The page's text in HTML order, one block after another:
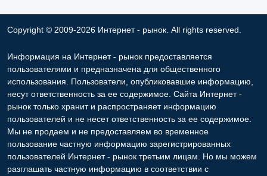
Copyright © 2009-2026 Интернет - рынок. All rights reserved.
Информация на Интернет - рынок предоставляется
пользователями и предназначена для общественного
использования. Пользователи, опубликовавшие информацию,
несут ответственность за ее содержимое. Сайта Интернет -
рынок только хранит и распространяет информацию
пользователей и не несет ответственность за ее содержимое.
Мы не продаем и не предоставляем во временное
пользование частную информацию зарегистрированных
пользователей Интернет - рынок третьим лицам. Но мы можем
разглашать частную информацию в соответствии с